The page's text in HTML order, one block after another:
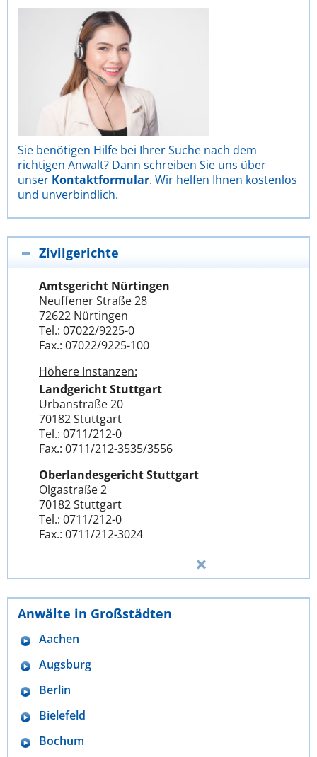
Sie benötigen Hilfe bei Ihrer Suche nach dem
richtigen Anwalt? Dann schreiben Sie uns über
unser Kontaktformular. Wir helfen Ihnen kostenlos
und unverbindlich.
Zivilgerichte
Amtsgericht Nürtingen
Neuffener Straße 28
72622 Nürtingen
Tel.: 07022/9225-0
Fax.: 07022/9225-100
Höhere Instanzen:
Landgericht Stuttgart
Urbanstraße 20
70182 Stuttgart
Tel.: 0711/212-0
Fax.: 0711/212-3535/3556
Oberlandesgericht Stuttgart
Olgastraße 2
70182 Stuttgart
Tel.: 0711/212-0
Fax.: 0711/212-3024
Anwälte in Großstädten
Aachen
Augsburg
Berlin
Bielefeld
Bochum